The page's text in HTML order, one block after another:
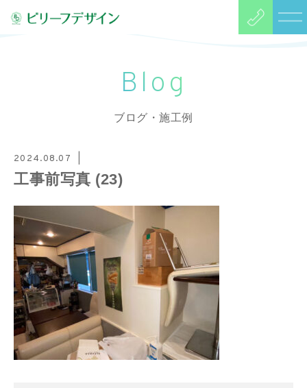
Blog
ブログ・施工例
2024.08.07
工事前写真 (23)